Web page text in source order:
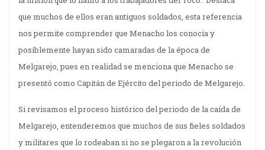
que muchos de ellos eran antiguos soldados, esta referencia
nos permite comprender que Menacho los conocía y
posiblemente hayan sido camaradas de la época de
Melgarejo, pues en realidad se menciona que Menacho se
presentó como Capitán de Ejército del periodo de Melgarejo.
Si revisamos el proceso histórico del periodo de la caída de
Melgarejo, entenderemos que muchos de sus fieles soldados
y militares que lo rodeaban si no se plegaron a la revolución